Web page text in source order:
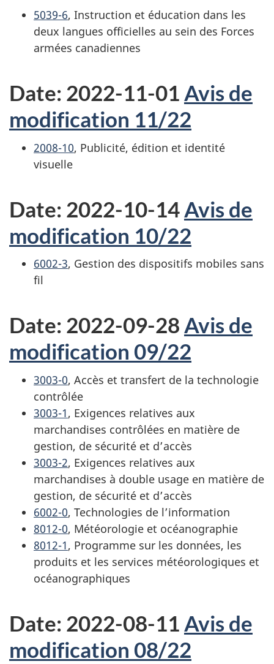
5039-6, Instruction et éducation dans les
deux langues officielles au sein des Forces
armées canadiennes
Date: 2022-11-01 Avis de
modification 11/22
2008-10, Publicité, édition et identité
visuelle
Date: 2022-10-14Avis de
modification 10/22
6002-3, Gestion des dispositifs mobiles sans
fil
Date: 2022-09-28 Avis de
modification 09/22
3003-0, Accès et transfert de la technologie
contrôlée
3003-1, Exigences relatives aux
marchandises contrôlées en matière de
gestion, de sécurité et d’accès
3003-2, Exigences relatives aux
marchandises à double usage en matière de
gestion, de sécurité et d’accès
6002-0, Technologies de l’information
8012-0, Météorologie et océanographie
8012-1, Programme sur les données, les
produits et les services météorologiques et
océanographiques
Date: 2022-08-11 Avis de
modification 08/22